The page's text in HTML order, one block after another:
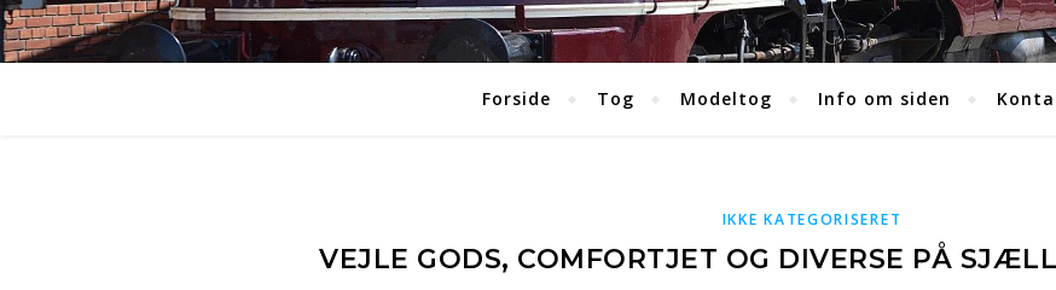
Forside Tog Modeltog Info om siden
IKKE KATEGORISERET
VEJLE GODS, COMFORTJET OG DIVERSE PÅ